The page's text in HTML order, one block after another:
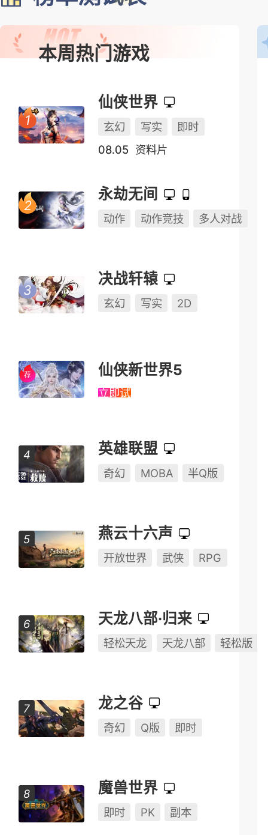
本周热门游戏
仙侠世界
玄幻 写实
即时
08.05 资料片
永劫无间
动作 动作竞技 多人对战
决战轩辕
玄幻 写实 2D
仙侠新世界5
立即试玩
英雄联盟
奇幻 MOBA 半Q版
燕云十六声
开放世界 武侠 RPG
天龙八部·归来
轻松天龙 天龙八部 轻松版
龙之谷
奇幻 Q版 即时
魔兽世界
即时 PK 副本